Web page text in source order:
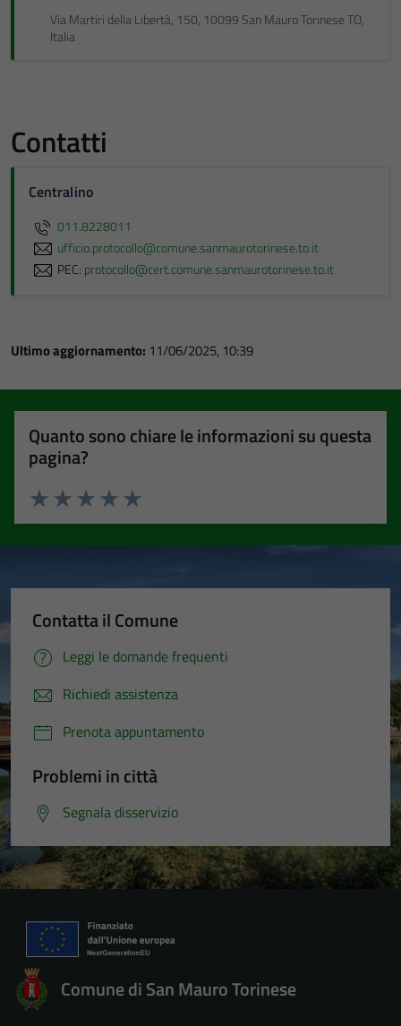
Via Martiri della Libertà, 150, 10099 San Mauro Torinese TO,
Italia
Contatti
Centralino
011.8228011
ufficio.protocollo@comune.sanmaurotorinese.to.it
PEC: protocollo@cert.comune.sanmaurotorinese.to.it
Ultimo aggiornamento: 11/06/2025, 10:39
Quanto sono chiare le informazioni su questa
pagina?
Valuta 5 stelle su 5
Valuta 4 stelle su 5
Valuta 3 stelle su 5
Valuta 2 stelle su 5
Valuta 1 stelle su 5
Contatta il Comune
Leggi le domande frequenti
Richiedi assistenza
Prenota appuntamento
Problemi in città
Segnala disservizio
Comune di San Mauro Torinese